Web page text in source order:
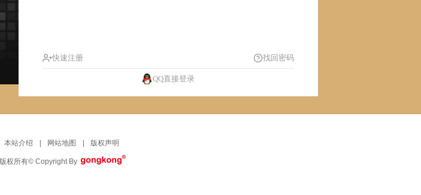
快速注册 找回密码
QQ直接登录
本站介绍 网站地图 版权声明
版权所有© Copyright By